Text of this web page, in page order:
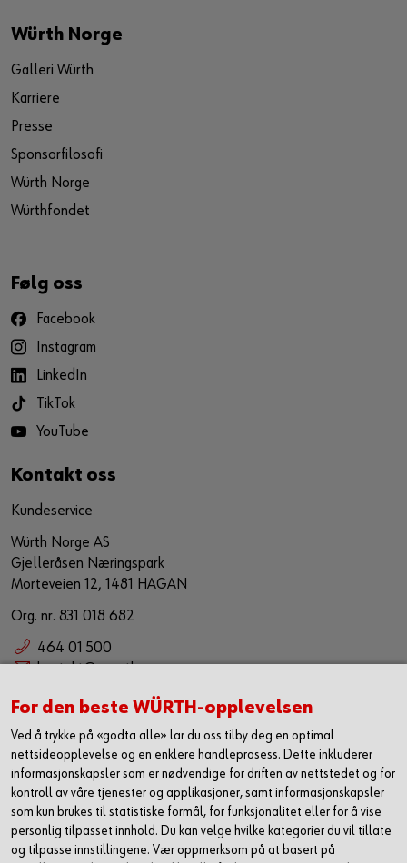
Würth Norge
Galleri Würth
Karriere
Presse
Sponsorfilosofi
Würth Norge
Würthfondet
Følg oss
Facebook
Instagram
LinkedIn
TikTok
YouTube
Kontakt oss
Kundeservice
Würth Norge AS
Gjelleråsen Næringspark
Morteveien 12, 1481 HAGAN
Org. nr. 831 018 682
464 01 500
kontakt@wuerth.no
Bærekraft
Würth Norge AS anser bærekraftig forretningspraksis som en
forutsetning for bærekraftig utvikling. Vi har som målsetning å
sørge for at bærekraft er en kjerneverdi og et verktøy som
jobber sammen med vår eksiterende strategi for å ytterligere
forbedre, samt utvikle våre leveranser i markedet. Vi ønsker
med dette å utgjøre en positiv påvirkning både på samfunn og
For den beste WÜRTH-opplevelsen
Ved å trykke på «godta alle» lar du oss tilby deg en optimal
nettsideopplevelse og en enklere handleprosess. Dette inkluderer
informasjonskapsler som er nødvendige for driften av nettstedet og for
kontroll av våre tjenester og applikasjoner, samt informasjonskapsler
som kun brukes til statistiske formål, for funksjonalitet eller for å vise
personlig tilpasset innhold. Du kan velge hvilke kategorier du vil tillate
og tilpasse innstillingene. Vær oppmerksom på at basert på